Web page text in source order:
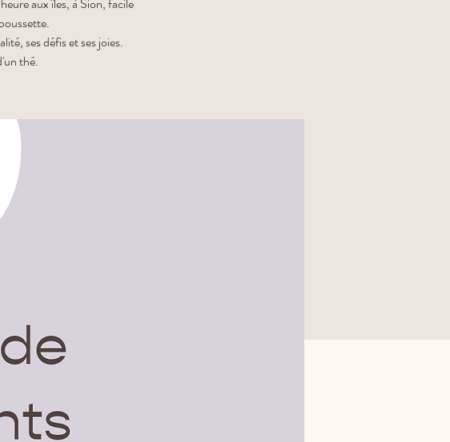
ses défis et ses joies.
thé.